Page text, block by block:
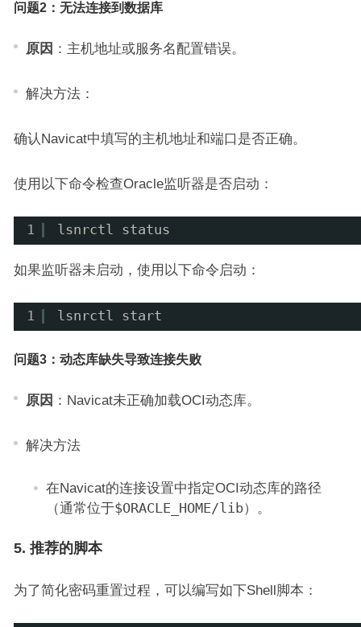
问题2：无法连接到数据库
原因 ：主机地址或服务名配置错误。
解决方法：
确认Navicat中填写的主机地址和端口是否正确。
使用以下命令检查Oracle监听器是否启动：
1 lsnrctl status
如果监听器未启动，使用以下命令启动：
1 lsnrctl start
问题3：动态库缺失导致连接失败
原因 ：Navicat未正确加载OCI动态库。
解决方法
在Navicat的连接设置中指定OCI动态库的路径
（通常位于$ORACLE_HOME/lib）。
5. 推荐的脚本
为了简化密码重置过程，可以编写如下Shell脚本：